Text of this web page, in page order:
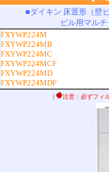
■ダイキン 床置形（壁
ビル用マル
FXYWP224M
FXYWP224MB
FXYWP224MC
FXYWP224MCF
FXYWP224MD
FXYWP224MDF
（ 注意：必ずフィ